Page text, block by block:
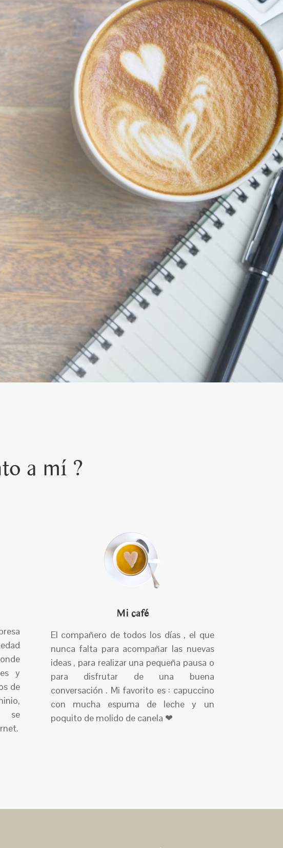
a mí ?
y
de
se
Mi café
El compañero de todos los días , el que
nunca falta para acompañar las nuevas
ideas , para realizar una pequeña pausa o
para disfrutar de una buena
conversación . Mi favorito es : capuccino
con mucha espuma de leche y un
poquito de molido de canela ❤